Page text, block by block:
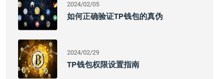
2024/02/05
如何正确验证TP钱包的真伪
2024/02/29
TP钱包权限设置指南